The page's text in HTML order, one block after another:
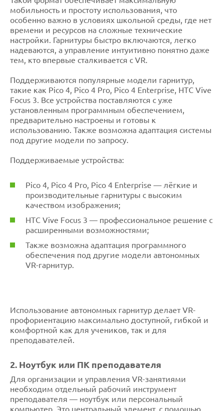
мобильность и простоту использования, что
особенно важно в условиях школьной среды, где нет
времени и ресурсов на сложные технические
настройки. Гарнитуры быстро включаются, легко
надеваются, а управление интуитивно понятно даже
тем, кто впервые сталкивается с VR.
Поддерживаются популярные модели гарнитур,
такие как Pico 4, Pico 4 Pro, Pico 4 Enterprise, HTC Vive
Focus 3. Все устройства поставляются с уже
установленным программным обеспечением,
предварительно настроены и готовы к
использованию. Также возможна адаптация системы
под другие модели по запросу.
Поддерживаемые устройства:
Pico 4, Pico 4 Pro, Pico 4 Enterprise — лёгкие и
производительные гарнитуры с высоким
качеством изображения;
HTC Vive Focus 3 — профессиональное решение с
расширенными возможностями;
Также возможна адаптация программного
обеспечения под другие модели автономных
VR-гарнитур.
Использование автономных гарнитур делает VR-
профориентацию максимально доступной, гибкой и
комфортной как для учеников, так и для
преподавателей.
2. Ноутбук или ПК преподавателя
Для организации и управления VR-занятиями
необходим отдельный рабочий инструмент
преподавателя — ноутбук или персональный
компьютер. Это центральный элемент, с помощью